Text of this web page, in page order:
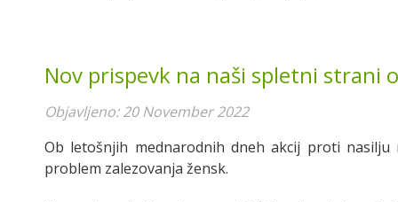
Nov prispevk na naši spletni strani
Objavljeno: 20 November 2022
Ob letošnjih mednarodnih dneh akcij proti
problem zalezovanja žensk.